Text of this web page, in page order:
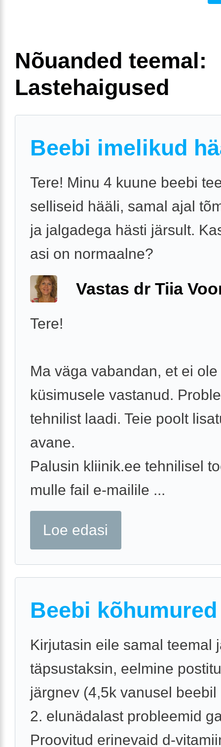
Nõuanded teemal:
Lastehaigused
Beebi imelikud
Tere! Minu 4 kuune beebi
selliseid hääli, samal ajal
ja jalgadega hästi järsult.
asi on normaalne?
Vastas dr Tiia
Tere!
Ma väga vabandan, et ei ole
küsimusele vastanud.
tehnilist laadi. Teie poolt
avane.
Palusin kliinik.ee tehnilisel
mulle fail e-mailile ...
Loe edasi
Beebi
Kirjutasin eile samal teemal
täpsustaksin, eelmine
järgnev (4,5k vanusel beebil
2. elunädalast probleemid
Proovitud erinevaid d-